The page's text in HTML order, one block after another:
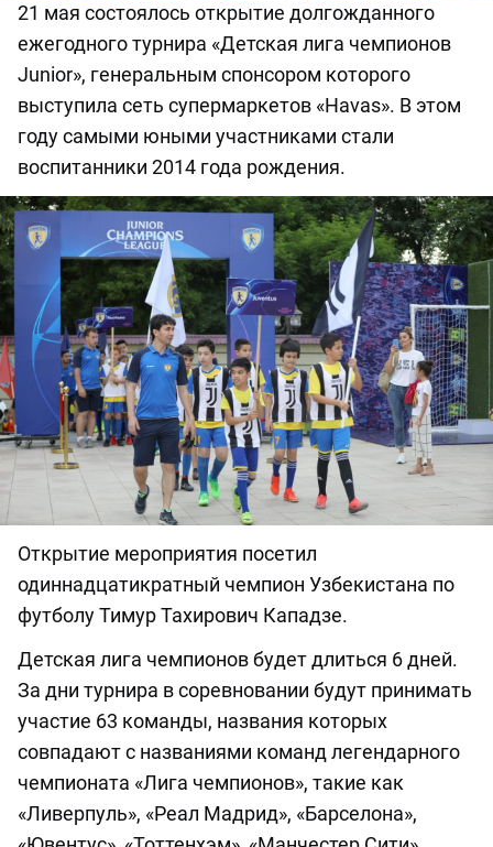
21 мая состоялось открытие долгожданного
ежегодного турнира «Детская лига чемпионов
Junior», генеральным спонсором которого
выступила сеть супермаркетов «Havas». В этом
году самыми юными участниками стали
воспитанники 2014 года рождения.
Открытие мероприятия посетил
одиннадцатикратный чемпион Узбекистана по
футболу Тимур Тахирович Кападзе.
Детская лига чемпионов будет длиться 6 дней.
За дни турнира в соревновании будут принимать
участие 63 команды, названия которых
совпадают с названиями команд легендарного
чемпионата «Лига чемпионов», такие как
«Ливерпуль», «Реал Мадрид», «Барселона»,